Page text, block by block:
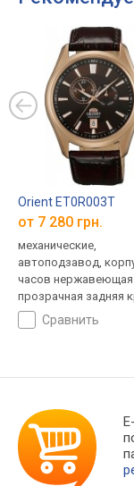
Orient ET0R003T
от 7 280 грн.
механические,
автоподзавод,
часов нержавеющая
прозрачная задняя
ремешок: ремешок
кожаный, WR 50,
сравнить